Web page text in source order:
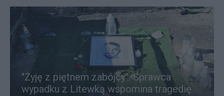
"Żyję z piętnem zabójcy". Sprawca
wypadku z Litewką wspomina tragedię